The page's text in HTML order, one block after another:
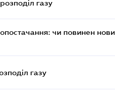
газу
чи повинен
газу